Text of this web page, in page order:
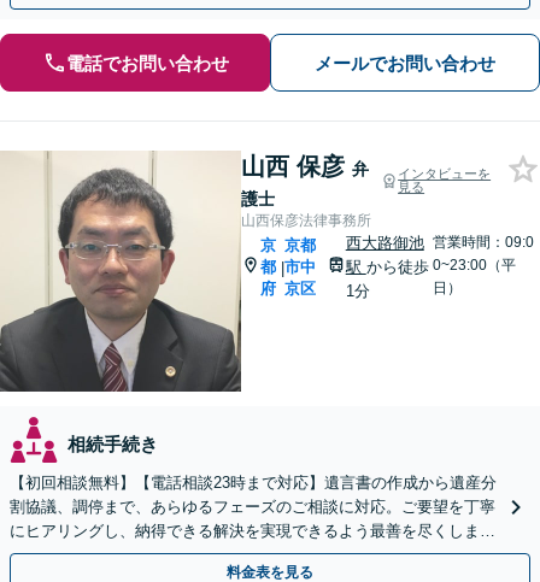
電話でお問い合わせ メールでお問い合わせ
山西 保彦 弁
護士
インタビューを
見る
山西保彦法律事務所
京
都
府
|
京都
市中
京区
西大路御池
駅 から徒歩
1分
営業時間：09:0
0~23:00（平
日）
相続手続き
【初回相談無料】【電話相談23時まで対応】遺言書の作成から遺産分
割協議、調停まで、あらゆるフェーズのご相談に対応。ご要望を丁寧
にヒアリングし、納得できる解決を実現できるよう最善を尽くします
【夜間・休日対応可】【西大路御池駅徒歩1分】
料金表を見る